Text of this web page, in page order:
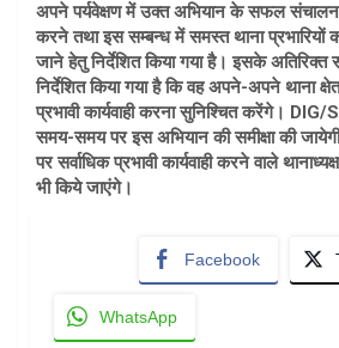
अपने पर्यवेक्षण में उक्त अभियान के सफल संचालन
करने तथा इस सम्बन्ध में समस्त थाना प्रभारियों
जाने हेतु निर्देशित किया गया है। इसके अतिरिक्त
निर्देशित किया गया है कि वह अपने-अपने थाना
प्रभावी कार्यवाही करना सुनिश्चित करेंगे। DIG/
समय-समय पर इस अभियान की समीक्षा की
पर सर्वाधिक प्रभावी कार्यवाही करने वाले
भी किये जाएंगे।
Facebook
WhatsApp